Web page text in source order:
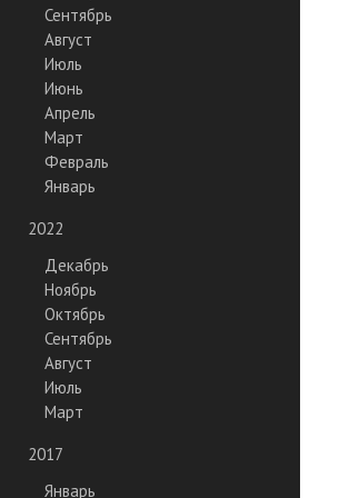
Сентябрь
Август
Июль
Июнь
Апрель
Март
Февраль
Январь
2022
Декабрь
Ноябрь
Октябрь
Сентябрь
Август
Июль
Март
2017
Январь